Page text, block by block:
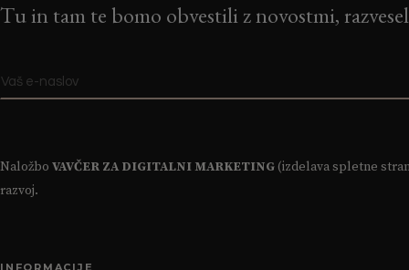
Tu in tam te bomo obvestili z novostmi,
Naložbo VAVČER ZA DIGITALNI MARKETING (izdelava spletne
razvoj.
INFORMACIJE